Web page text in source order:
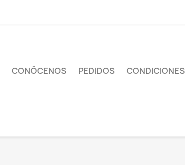
CONÓCENOS PEDIDOS CONDICIONES